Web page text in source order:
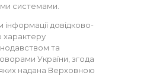
системами.
довідково-
характеру
та
України, згода
надана Верховною